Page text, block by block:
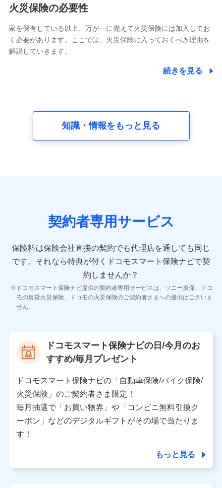
電話対応の品質向上およびお問合せ内容の正確な把握のため
6.採用応募者の個人情報
採用選考および入社手続を実施するため
8.取引先個人情報
取引先としての選定業務、営業情報の提供業務、契約締結手
10.受託業務の 個人情報
11.マイカー通勤管理クラウド並びに法人向けASPサー
ビスに関してのお問い合わせ情報
各種お問い合わせに対応するため
当社のサービスに関する情報提供や、皆様に有用なお知らせ
をお送りするため
当社の対応品質向上やお問い合わせ内容の正確な把握のため
個人情報保護管理者の職名、連絡先
〒103-0013 東京都中央区日本橋人形町2-14-10 アー
バンネット日本橋ビル 3F
株式会社ドコモ・インシュアランス
個人情報の第三者提供について
火災保険の必要性
家を保有している以上、万が一に備えて火災保険には加入してお
く必要があります。ここでは、火災保険に入っておくべき理由を
解説していきます。
続きを見る
知識・情報をもっと見る
契約者専用サービス
保険料は保険会社直接の契約でも代理店を通しても同じ
です。 それなら特典が付くドコモスマート保険ナビで契
約しませんか？
ドコモスマート保険ナビ提供の契約者専用サービスは、ソニー損保、ドコ
モの賃貸火災保険、ドコモの火災保険のご契約者さまへの提供はございま
せん。
ドコモスマート保険ナビの日/今月のお
すすめ/毎月プレゼント
ドコモスマート保険ナビの「自動車保険/バイク保険/
火災保険」のご契約者さま限定！
毎月抽選で「お買い物券」や「コンビニ無料引換ク
ーポン」などのデジタルギフトがその場で当たりま
す！
もっと見る